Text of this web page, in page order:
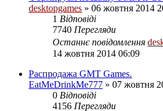
desktopgames » 06 жовтня 2014
1 Відповіді
7740 Перегляди
Останнє повідомлення
14 жовтня 2014 06:09
Распродажа GMT Games.
EatMeDrinkMe777 » 07 жовтня
0 Відповіді
4156 Перегляди